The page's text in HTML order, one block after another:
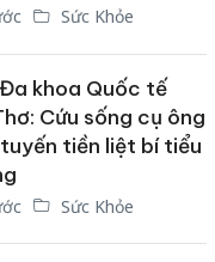
Sức Khỏe
khoa Quốc tế
Cứu sống cụ ông
tiền liệt bí tiểu
Sức Khỏe